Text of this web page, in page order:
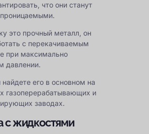
что они станут
это прочный металл, он
с перекачиваемым
при максимально
давлении.
его в основном на
газоперерабатывающих и
заводах.
с жидкостями